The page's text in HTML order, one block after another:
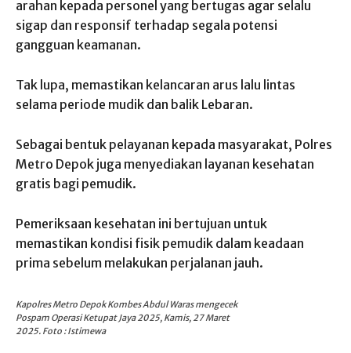
arahan kepada personel yang bertugas agar selalu
sigap dan responsif terhadap segala potensi
gangguan keamanan.
Tak lupa, memastikan kelancaran arus lalu lintas
selama periode mudik dan balik Lebaran.
Sebagai bentuk pelayanan kepada masyarakat, Polres
Metro Depok juga menyediakan layanan kesehatan
gratis bagi pemudik.
Pemeriksaan kesehatan ini bertujuan untuk
memastikan kondisi fisik pemudik dalam keadaan
prima sebelum melakukan perjalanan jauh.
Kapolres Metro Depok Kombes Abdul Waras mengecek
Pospam Operasi Ketupat Jaya 2025, Kamis, 27 Maret
2025. Foto : Istimewa